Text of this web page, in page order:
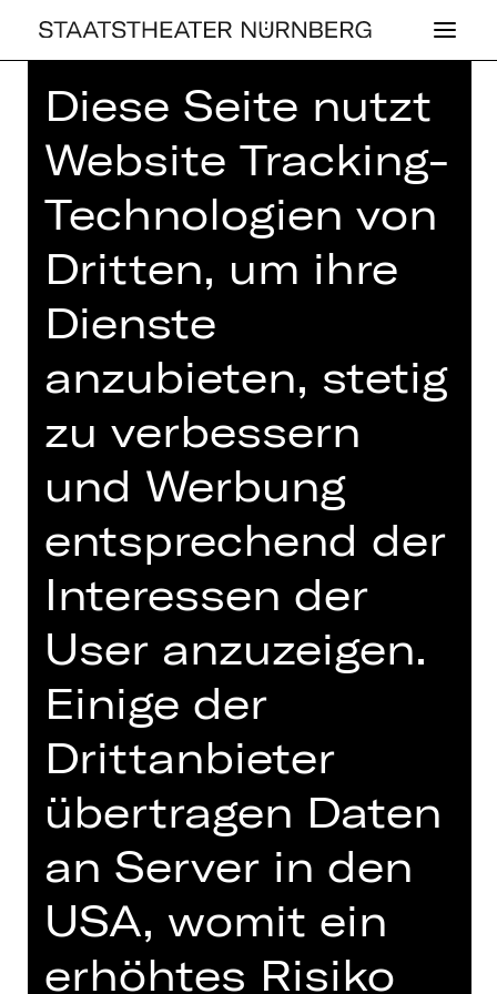
Home>Spielplan 26/27 > Tosca
TOSCA
Oper von Giacomo Puccini
Samstag, 17.07.2027
19.00 - 21.30 Uhr
Opernhaus
Abo V1, Abo V2
Tickets
Libretto von Giuseppe Giacosa und
Luigi Illica nach dem Drama „La
Tosca“ von Victorien Sardou
In italienischer Sprache mit
deutschen und englischen Übertiteln
Die Sängerin Floria Tosca ist eine
wahre Diva: schön, leidenschaftlich
Diese Seite nutzt
Website Tracking-
Technologien von
Dritten, um ihre
Dienste
anzubieten, stetig
zu verbessern
und Werbung
entsprechend der
Interessen der
User anzuzeigen.
Einige der
Drittanbieter
übertragen Daten
an Server in den
USA, womit ein
erhöhtes Risiko